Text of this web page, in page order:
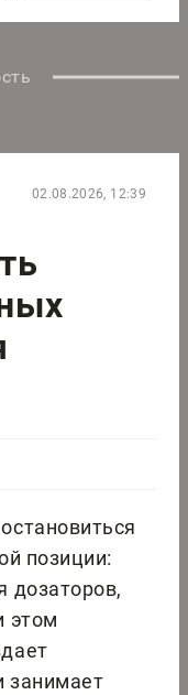
02.08.2026, 12:39
позиции:
дозаторов,
этом
занимает